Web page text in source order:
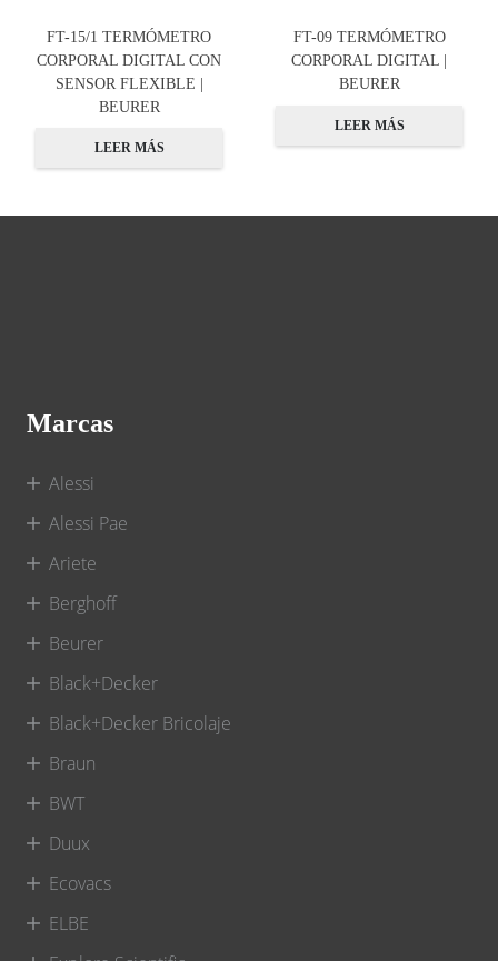
FT-15/1 TERMÓMETRO
CORPORAL DIGITAL CON
SENSOR FLEXIBLE |
BEURER
LEER MÁS
FT-09 TERMÓMETRO
CORPORAL DIGITAL |
BEURER
LEER MÁS
Marcas
Alessi
Alessi Pae
Ariete
Berghoff
Beurer
Black+Decker
Black+Decker Bricolaje
Braun
BWT
Duux
Ecovacs
ELBE